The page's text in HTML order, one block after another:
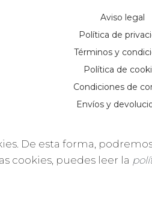
Aviso legal
Política de
Términos y
Política de
Condiciones de
Envíos y
De esta forma,
cookies, puedes leer la